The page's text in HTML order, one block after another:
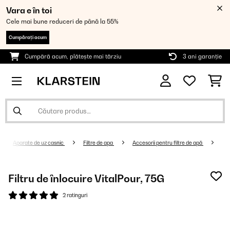
Vara e în toi
Cele mai bune reduceri de până la 55%
Cumpărați acum
Cumpără acum, plătește mai târziu 3 ani garanție
Aparate de uz casnic Filtre de apa Accesorii pentru filtre de apă
Filtru de înlocuire VitalPour, 75G
2 ratinguri